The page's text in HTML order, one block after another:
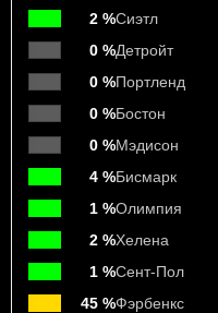
2 %Сиэтл
0 %Детройт
0 %Портленд
0 %Бостон
0 %Мэдисон
4 %Бисмарк
1 %Олимпия
2 %Хелена
1 %Сент-Пол
45 %Фэрбенкс